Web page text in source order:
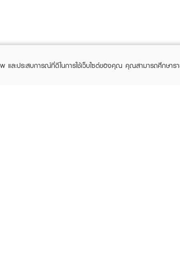
และประสบการณ์ที่ดีในการใช้เว็บไซต์ของคุณ คุณสามารถศึกษารา